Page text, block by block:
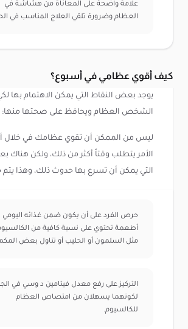
علامة واضحة على المعاناة من هشاشة في
العظام وضرورة تلقي العلاج المناسب في
كيف أقوي عظامي في أسبوع؟
يوجد بعض النقاط التي يمكن الاهتمام بها
الشخص العظام ويحافظ على صحتها منها:
ليس من الممكن أن تقوي عظامك في خلال
الأمر يتطلب وقتاً أكثر من ذلك، ولكن
التي يمكن أن تسرع بها حدوث ذلك، وهذا يتم
حرص الفرد على أن يكون ضمن غذائه اليومي
أطعمة تحتوي على نسبة كافية من
مثل السلمون أو الحليب أو تناول بعض
التركيز على رفع معدل فيتامين د وسي في
لكونهما يسهلان من امتصاص العظام
للكالسيوم.